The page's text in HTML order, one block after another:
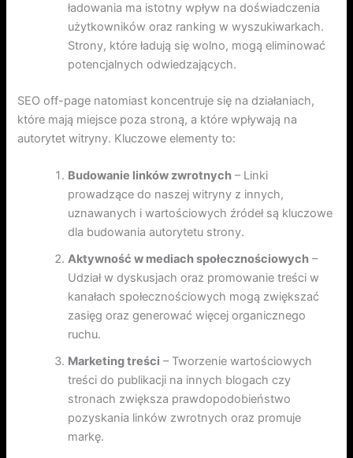
ładowania ma istotny wpływ na doświadczenia
użytkowników oraz ranking w wyszukiwarkach.
Strony, które ładują się wolno, mogą eliminować
potencjalnych odwiedzających.
SEO off-page natomiast koncentruje się na działaniach,
które mają miejsce poza stroną, a które wpływają na
autorytet witryny. Kluczowe elementy to:
Budowanie linków zwrotnych – Linki
prowadzące do naszej witryny z innych,
uznawanych i wartościowych źródeł są kluczowe
dla budowania autorytetu strony.
Aktywność w mediach społecznościowych –
Udział w dyskusjach oraz promowanie treści w
kanałach społecznościowych mogą zwiększać
zasięg oraz generować więcej organicznego
ruchu.
Marketing treści – Tworzenie wartościowych
treści do publikacji na innych blogach czy
stronach zwiększa prawdopodobieństwo
pozyskania linków zwrotnych oraz promuje
markę.